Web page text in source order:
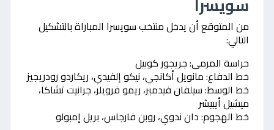
من المتوقع أن يدخل منتخب سويسرا المباراة بالتشكيل
التالي:
حراسة المرمى: جريجور كوبيل
خط الدفاع: مانويل أكانجي، نيكو إلفيدي، ريكاردو رودريجيز
خط الوسط: سيلفان فيدمير، ريمو فرويلر، جرانيت تشاكا،
ميشيل أيبيشر
خط الهجوم: دان ندوي، روبن فارجاس، بريل إمبولو